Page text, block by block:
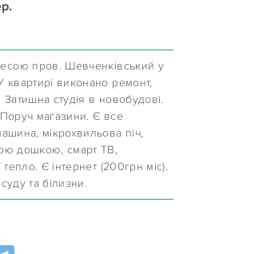
пров. Шевченківський у
виконано ремонт,
студія в новобудові.
магазини. Є все
мікрохвильова піч,
дошкою, смарт ТВ,
тепло. Є інтернет (200грн міс).
та білизни.